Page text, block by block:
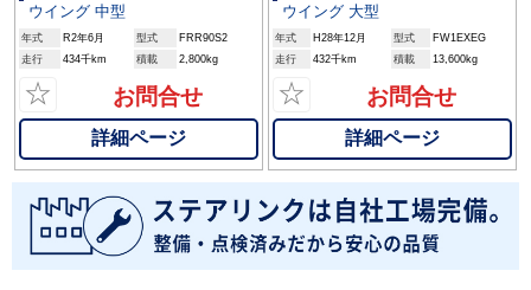
ウイング 中型
年式 R2年6月 型式
FRR90S2
走行
434千km 積載 2,800kg
☆ お問合せ
詳細ページ
ウイング 大型
年式 H28年12月 型式
FW1EXEG
走行
432千km 積載 13,600kg
☆ お問合せ
詳細ページ